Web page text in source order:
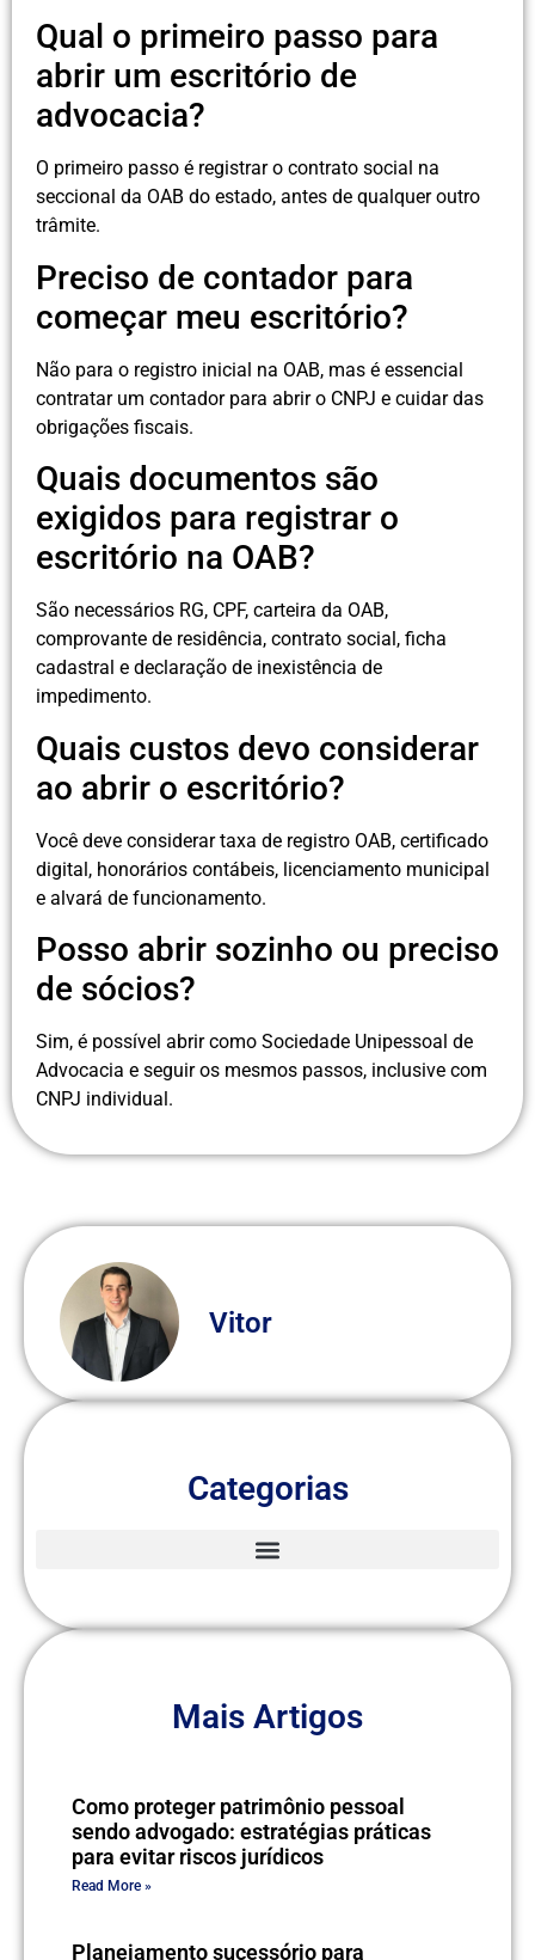
Qual o primeiro passo para
abrir um escritório de
advocacia?
O primeiro passo é registrar o contrato social na
seccional da OAB do estado, antes de qualquer outro
trâmite.
Preciso de contador para
começar meu escritório?
Não para o registro inicial na OAB, mas é essencial
contratar um contador para abrir o CNPJ e cuidar das
obrigações fiscais.
Quais documentos são
exigidos para registrar o
escritório na OAB?
São necessários RG, CPF, carteira da OAB,
comprovante de residência, contrato social, ficha
cadastral e declaração de inexistência de
impedimento.
Quais custos devo considerar
ao abrir o escritório?
Você deve considerar taxa de registro OAB, certificado
digital, honorários contábeis, licenciamento municipal
e alvará de funcionamento.
Posso abrir sozinho ou preciso
de sócios?
Sim, é possível abrir como Sociedade Unipessoal de
Advocacia e seguir os mesmos passos, inclusive com
CNPJ individual.
Vitor
Categorias
Mais Artigos
Como proteger patrimônio pessoal
sendo advogado: estratégias práticas
para evitar riscos jurídicos
Read More »
Planejamento sucessório para